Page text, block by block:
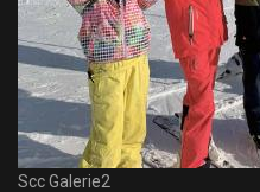
Scc Galerie2